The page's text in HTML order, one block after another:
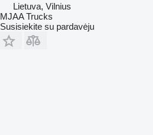
Lietuva, Vilnius
MJAA Trucks
Susisiekite su pardavėju